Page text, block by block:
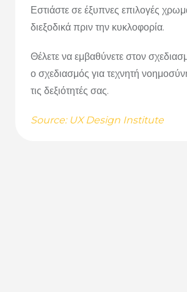
Εστιάστε σε έξυπνες επιλογές
διεξοδικά πριν την κυκλοφορία.
Θέλετε να εμβαθύνετε στον
ο σχεδιασμός για τεχνητή
τις δεξιότητές σας.
Source: UX Design Institute